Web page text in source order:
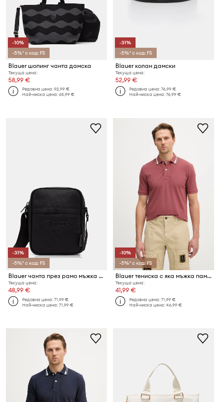
-10%
-5%* с код: FS
Blauer шопинг чанта дамска
Текуща цена:
58,99 €
Редовна цена:92,99 €
Най-ниска цена:65,99 €
-31%
-5%* с код: FS
Blauer колан дамски
Текуща цена:
52,99 €
Редовна цена:76,99 €
Най-ниска цена:76,99 €
-31%
-5%* с код: FS
Blauer чанта през рамо мъжка от имитация на кожа
Текуща цена:
48,99 €
Редовна цена:71,99 €
Най-ниска цена:71,99 €
-10%
-5%* с код: FS
Blauer тениска с яка мъжка памучна RANSOM
Текуща цена:
41,99 €
Редовна цена:71,99 €
Най-ниска цена:46,99 €